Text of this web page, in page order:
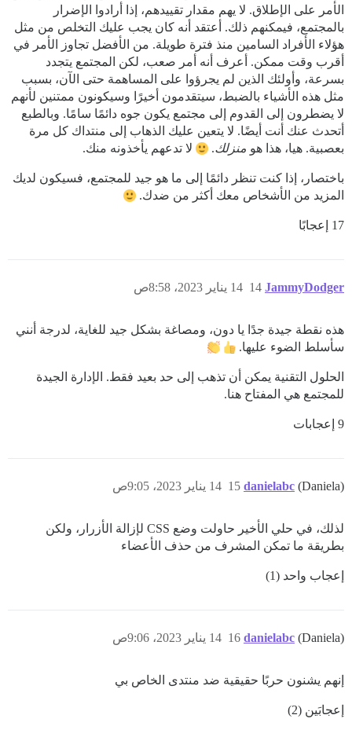
الأمر على الإطلاق. لا يهم مقدار تقييدهم، إذا أرادوا الإضرار
بالمجتمع، فيمكنهم ذلك. أعتقد أنه كان يجب عليك التخلص من مثل
هؤلاء الأفراد السامين منذ فترة طويلة. من الأفضل تجاوز الأمر في
أقرب وقت ممكن. أعرف أنه أمر صعب، لكن المجتمع يتجدد
بسرعة، وأولئك الذين لم يجرؤوا على المساهمة حتى الآن، بسبب
مثل هذه الأشياء بالضبط، سيتقدمون أخيرًا وسيكونون ممتنين لأنهم
لا يضطرون إلى القدوم إلى مجتمع يكون جوه دائمًا سامًا. وبالطبع
أتحدث عنك أنت أيضًا. لا يتعين عليك الذهاب إلى منتداك كل مرة
بعصبية. هيا، هذا هو منزلك. لا تدعهم يأخذونه منك.
باختصار، إذا كنت تنظر دائمًا إلى ما هو جيد للمجتمع، فسيكون لديك
المزيد من الأشخاص معك أكثر من ضدك.
17 إعجابًا
JammyDodger 14 يناير 2023، 8:58ص 14
هذه نقطة جيدة جدًا يا دون، ومصاغة بشكل جيد للغاية، لدرجة أنني
سأسلط الضوء عليها.
الحلول التقنية يمكن أن تذهب إلى حد بعيد فقط. الإدارة الجيدة
للمجتمع هي المفتاح هنا.
9 إعجابات
danielabc (Daniela) 14 يناير 2023، 9:05ص 15
لذلك، في حلي الأخير حاولت وضع CSS لإزالة الأزرار، ولكن
بطريقة ما تمكن المشرف من حذف الأعضاء
إعجاب واحد (1)
danielabc (Daniela) 14 يناير 2023، 9:06ص 16
إنهم يشنون حربًا حقيقية ضد منتدى الخاص بي
إعجابَين (2)